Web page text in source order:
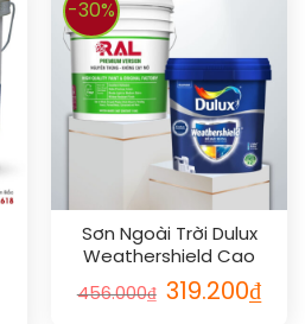
-30%
Sơn Ngoài Trời Dulux
Weathershield Cao
Cấp Mờ 1L
456.000₫ 319.200₫